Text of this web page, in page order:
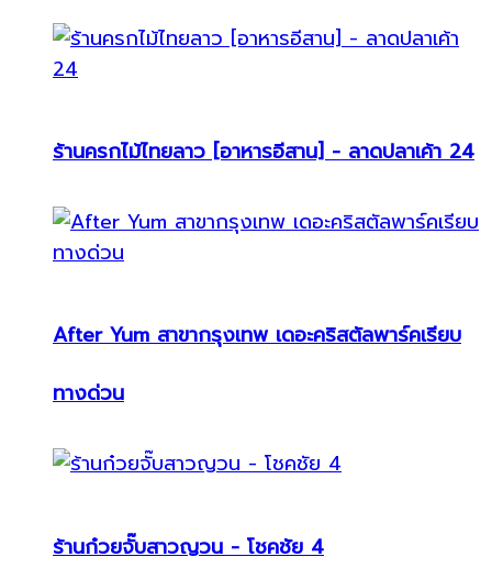
ร้านครกไม้ไทยลาว [อาหารอีสาน] - ลาดปลาเค้า 24
After Yum สาขากรุงเทพ เดอะคริสตัลพาร์คเรียบ
ทางด่วน
ร้านก๋วยจั๊บสาวญวน - โชคชัย 4